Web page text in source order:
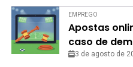
EMPREGO
Apostas
caso de
Entenda o
3 de agosto de